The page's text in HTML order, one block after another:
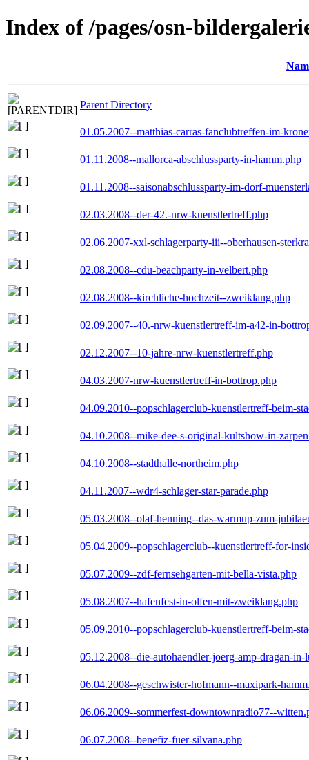
Index of /pages/osn-
Parent Directory
01.05.2007--matthias-carras-fanclubtreffen-im-
01.11.2008--mallorca-abschlussparty-in-hamm.php
01.11.2008--saisonabschlussparty-im-dorf-
02.03.2008--der-42.-nrw-kuenstlertreff.php
02.06.2007-xxl-schlagerparty-iii--oberhausen-
02.08.2008--cdu-beachparty-in-velbert.php
02.08.2008--kirchliche-hochzeit--zweiklang.php
02.09.2007--40.-nrw-kuenstlertreff-im-a42-in-
02.12.2007--10-jahre-nrw-kuenstlertreff.php
04.03.2007-nrw-kuenstlertreff-in-bottrop.php
04.09.2010--popschlagerclub-kuenstlertreff-beim-
04.10.2008--mike-dee-s-original-kultshow-in-
04.10.2008--stadthalle-northeim.php
04.11.2007--wdr4-schlager-star-parade.php
05.03.2008--olaf-henning--das-warmup-zum-
05.04.2009--popschlagerclub--kuenstlertreff-for-
05.07.2009--zdf-fernsehgarten-mit-bella-vista.php
05.08.2007--hafenfest-in-olfen-mit-zweiklang.php
05.09.2010--popschlagerclub-kuenstlertreff-beim-
05.12.2008--die-autohaendler-joerg-amp-dragan-in-
06.04.2008--geschwister-hofmann--maxipark-
06.06.2009--sommerfest-downtownradio77--
06.07.2008--benefiz-fuer-silvana.php